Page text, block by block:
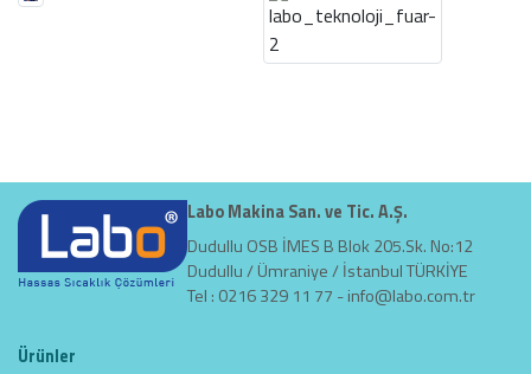
Labo Makina San. ve Tic. A.Ş.
Dudullu OSB İMES B Blok 205.Sk. No:12
Dudullu / Ümraniye / İstanbul TÜRKİYE
Tel : 0216 329 11 77 -info@labo.com.tr
Ürünler